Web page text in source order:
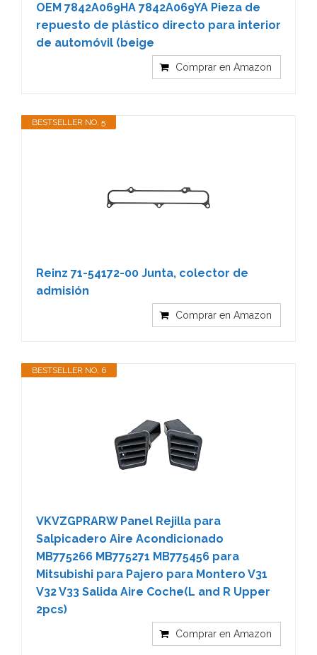
OEM 7842A069HA 7842A069YA Pieza de
repuesto de plástico directo para interior
de automóvil (beige
Comprar en Amazon
BESTSELLER NO. 5
Reinz 71-54172-00 Junta, colector de
admisión
Comprar en Amazon
BESTSELLER NO. 6
VKVZGPRARW Panel Rejilla para
Salpicadero Aire Acondicionado
MB775266 MB775271 MB775456 para
Mitsubishi para Pajero para Montero V31
V32 V33 Salida Aire Coche(L and R Upper
2pcs)
Comprar en Amazon